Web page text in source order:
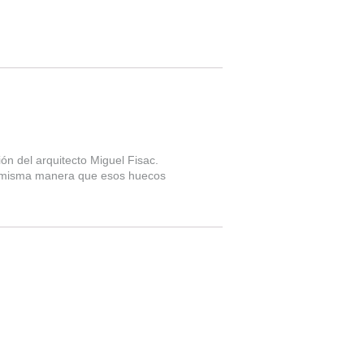
del arquitecto Miguel Fisac.
manera que esos huecos